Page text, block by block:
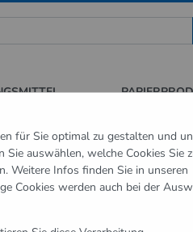
Handtuchrollen
für Sie optimal zu gestalten und
auswählen, welche Cookies Sie
Weitere Infos finden Sie in unseren
Cookies werden auch bei der